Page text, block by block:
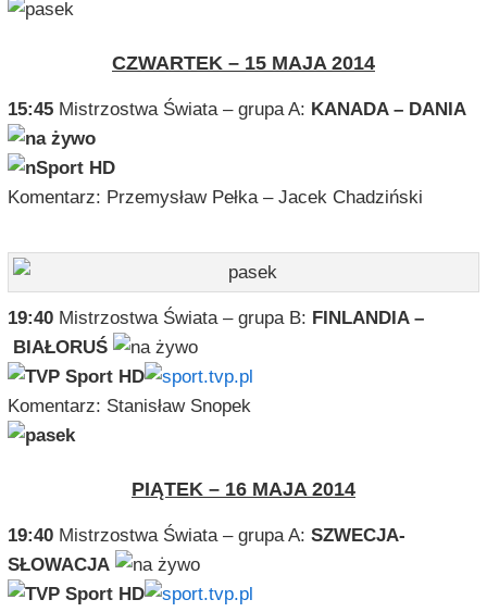
CZWARTEK – 15 MAJA 2014
15:45 Mistrzostwa Świata – grupa A: KANADA – DANIA
Komentarz: Przemysław Pełka – Jacek Chadziński
19:40Mistrzostwa Świata – grupa B: FINLANDIA –
BIAŁORUŚ
Komentarz: Stanisław Snopek
PIĄTEK – 16 MAJA 2014
19:40Mistrzostwa Świata – grupa A: SZWECJA-
SŁOWACJA